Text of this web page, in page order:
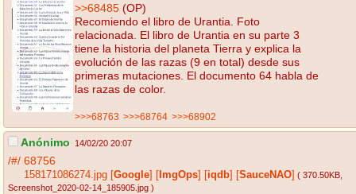
>>68485 (OP)
Recomiendo el libro de Urantia. Foto
relacionada. El libro de Urantia en su parte 3
tiene la historia del planeta Tierra y explica la
evolución de las razas (9 en total) desde sus
primeras mutaciones. El documento 64 habla de
las razas de color.
>>>68763 >>>68764 >>>68902
Anónimo 14/02/20 20:07
/#/ 68756
158171086274.jpg Google ImgOps iqdb SauceNAO ( 370.50KB
Screenshot_2020-02-14_185905.jpg )